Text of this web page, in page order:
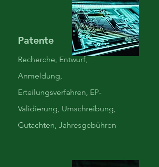
Patente
Recherche, Entwurf,
Anmeldung,
Erteilungsverfahren, EP-
Validierung, Umschreibung,
Gutachten, Jahresgebühren